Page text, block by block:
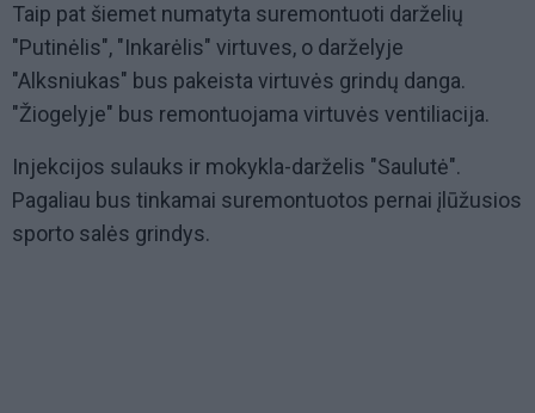
Taip pat šiemet numatyta suremontuoti darželių
"Putinėlis", "Inkarėlis" virtuves, o darželyje
"Alksniukas" bus pakeista virtuvės grindų danga.
"Žiogelyje" bus remontuojama virtuvės ventiliacija.
Injekcijos sulauks ir mokykla-darželis "Saulutė".
Pagaliau bus tinkamai suremontuotos pernai įlūžusios
sporto salės grindys.